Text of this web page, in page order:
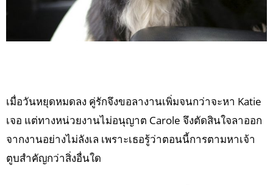
เมื่อวันหยุดหมดลง คู่รักจึงขอลางานเพิ่มจนกว่าจะหา Katie
เจอ แต่ทางหน่วยงานไม่อนุญาต Carole จึงตัดสินใจลาออก
จากงานอย่างไม่ลังเล เพราะเธอรู้ว่าตอนนี้การตามหาเจ้า
ตูบสำคัญกว่าสิ่งอื่นใด